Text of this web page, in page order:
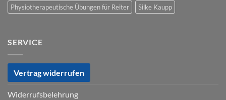
Physiotherapeutische Übungen für Reiter
Silke Kaupp
SERVICE
Vertrag widerrufen
Widerrufsbelehrung